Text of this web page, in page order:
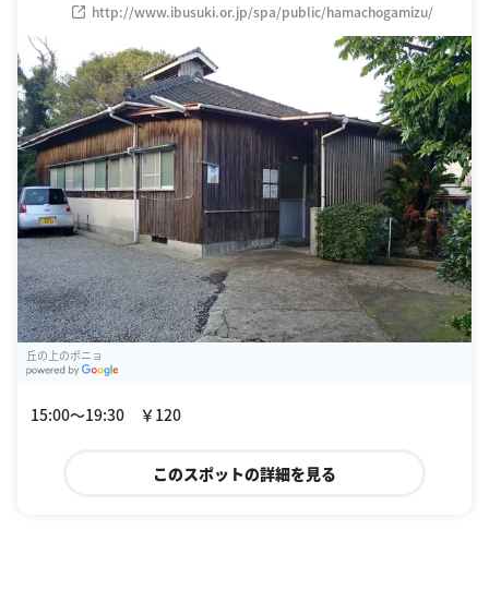
http://www.ibusuki.or.jp/spa/public/hamachogamizu/
丘の上のポニョ
15:00〜19:30 ￥120
このスポットの詳細を見る